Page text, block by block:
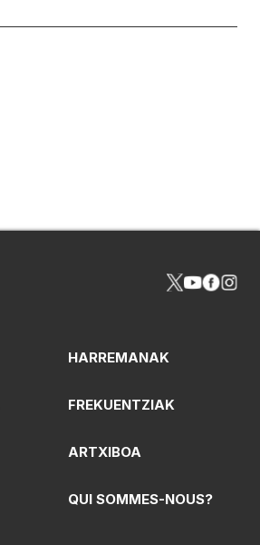
HARREMANAK
FREKUENTZIAK
ARTXIBOA
QUI SOMMES-NOUS?